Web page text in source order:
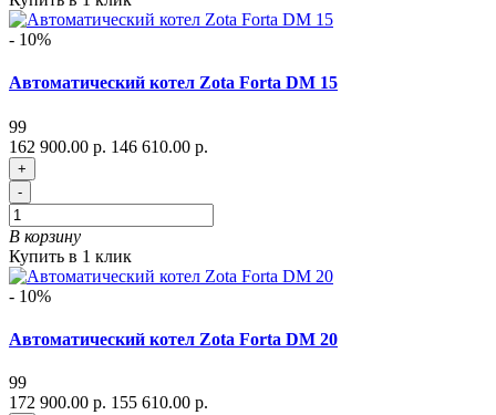
- 10%
Автоматический котел Zota Forta DM 15
99
162 900.00 р. 146 610.00 р.
+
-
В корзину
Купить в 1 клик
- 10%
Автоматический котел Zota Forta DM 20
99
172 900.00 р. 155 610.00 р.